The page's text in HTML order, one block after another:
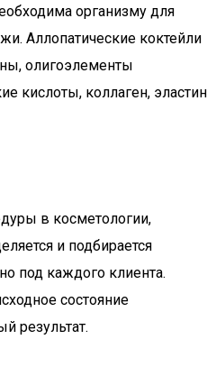
организму для
Аллопатические коктейли
олигоэлементы
кислоты, коллаген, эластин
в косметологии,
и подбирается
под каждого клиента.
состояние
результат.